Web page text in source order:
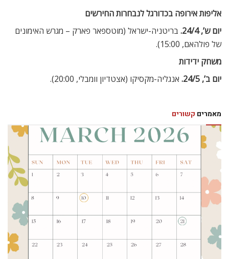
אליפות אירופה בכדורגל לנבחרות החירשים
יום ש’, 24/4.
בריטניה-ישראל (מוטספאר פארק – מגרש האימונים
של פולהאם, 15:00).
משחק ידידות
יום ב’, 24/5.
אנגליה-מקסיקו (אצטדיון וומבלי, 20:00).
מאמרים קשורים